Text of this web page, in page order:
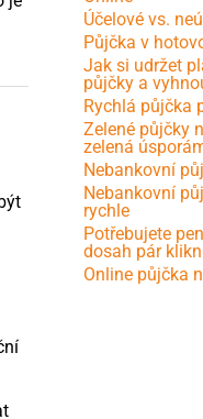
Účelové vs.
Půjčka v
Jak si udržet
půjčky a
Rychlá půjčka
Zelené půjčky
zelená
Nebankovní
Nebankovní
rychle
Potřebujete
dosah pár
Online půjčka